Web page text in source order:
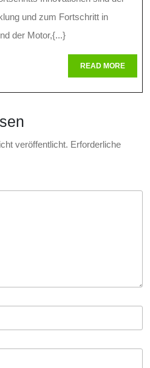
Des
Fortschritts
Einer
Welt
und zum Fortschritt in
der Motor,{...}
READ MOREREAD
MORE
veröffentlicht. Erforderliche